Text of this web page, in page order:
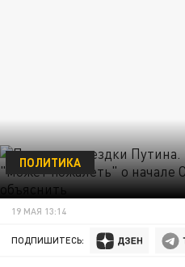
ПОЛИТИКА
19 МАЯ 13:14
ПОДПИШИТЕСЬ: